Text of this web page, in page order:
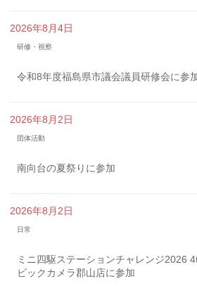
2026年8月4日
研修・視察
令和8年度福島県市議会議員研修会に参
2026年8月2日
団体活動
南向台の夏祭りに参加
2026年8月2日
日常
ミニ四駆ステーションチャレンジ2026
ビックカメラ郡山店に参加